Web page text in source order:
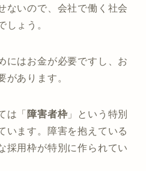
ないので、会社で働く社会
しょう。
にはお金が必要ですし、お
があります。
は「 障害者枠 」という特別
います。障害を抱えている
採用枠が特別に作られてい